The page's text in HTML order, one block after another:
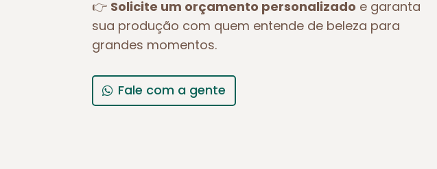
👉 Solicite um orçamento personalizado e garanta
sua produção com quem entende de beleza para
grandes momentos.
Fale com a gente